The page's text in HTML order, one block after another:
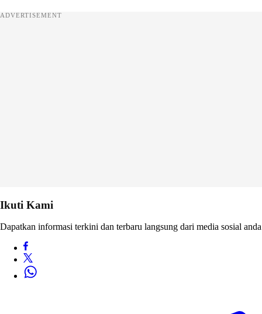
ADVERTISEMENT
Ikuti Kami
Dapatkan informasi terkini dan terbaru langsung dari media sosial anda